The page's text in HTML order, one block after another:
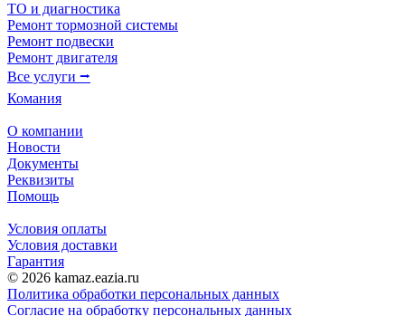
ТО и диагностика
Ремонт тормозной системы
Ремонт подвески
Ремонт двигателя
Все услуги ⭢
Комания
О компании
Новости
Документы
Реквизиты
Помощь
Условия оплаты
Условия доставки
Гарантия
© 2026 kamaz.eazia.ru
Политика обработки персональных данных
Согласие на обработку персональных данных